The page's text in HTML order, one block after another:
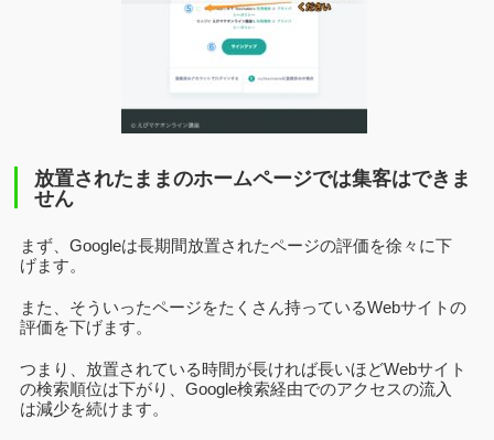
放置されたままのホームページでは集客はできま
せん
まず、Googleは長期間放置されたページの評価を徐々に下
げます。
また、そういったページをたくさん持っているWebサイトの
評価を下げます。
つまり、放置されている時間が長ければ長いほどWebサイト
の検索順位は下がり、Google検索経由でのアクセスの流入
は減少を続けます。